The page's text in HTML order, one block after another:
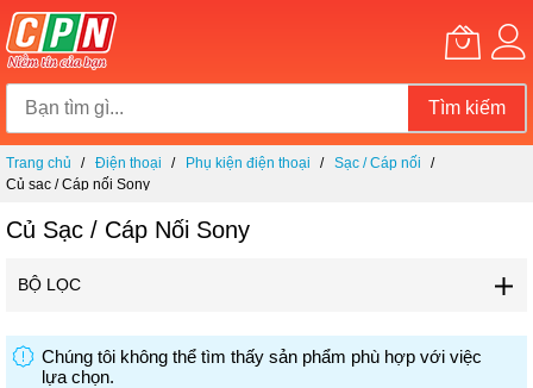
Tìm kiếm
Chuyển
đến
dung
Trang chủ Điện thoại Phụ kiện điện thoại
Sạc / Cáp nối
Củ sạc / Cáp nối Sony
Củ Sạc / Cáp Nối Sony
BỘ LỌC
Chúng tôi không thể tìm thấy sản phẩm phù hợp với việc
lựa chọn.